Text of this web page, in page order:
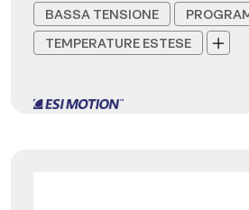
BASSA TENSIONE
TEMPERATURE ESTESE